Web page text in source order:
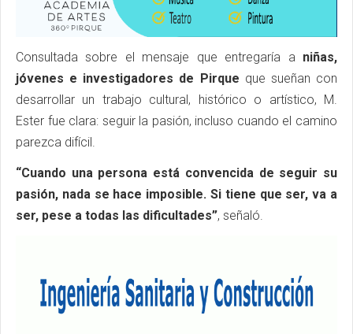
Consultada sobre el mensaje que entregaría a niñas,
jóvenes e investigadores de Pirque que sueñan con
desarrollar un trabajo cultural, histórico o artístico, M.
Ester fue clara: seguir la pasión, incluso cuando el camino
parezca difícil.
“Cuando una persona está convencida de seguir su
pasión, nada se hace imposible. Si tiene que ser, va a
ser, pese a todas las dificultades”, señaló.